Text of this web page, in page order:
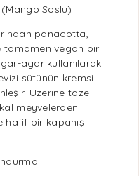
Soslu)
panacotta,
tamamenvegan bir
agar kullanılarak
sütünün kremsi
Üzerine taze
meyvelerden
hafif bir kapanış